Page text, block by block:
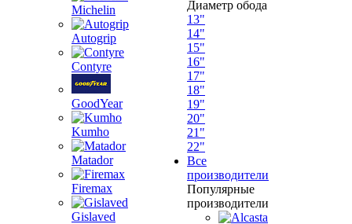
Michelin
Autogrip
Contyre
GoodYear
Kumho
Matador
Firemax
Gislaved
Диаметр обода
13"
14"
15"
16"
17"
18"
19"
20"
21"
22"
Все
производители
Популярные
производители